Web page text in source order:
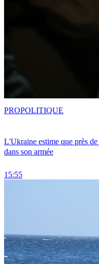
L'Ukraine estime que près
dans son armée
15:55
PROPOLITIQUE